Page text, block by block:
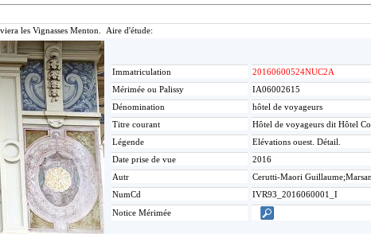
les Vignasses Menton. Aire d'étude:
Immatriculation
20160600524NUC2A
Mérimée ou Palissy
IA06002615
Dénomination
hôtel de voyageurs
Titre courant
Hôtel de voyageurs dit Hôtel
Légende
Elévations ouest. Détail.
Date prise de vue
2016
Autr
Cerutti-Maori
NumCd
IVR93_2016060001_I
Notice Mérimée